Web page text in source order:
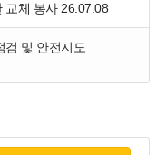
교체 봉사 26.07.08
검 및 안전지도